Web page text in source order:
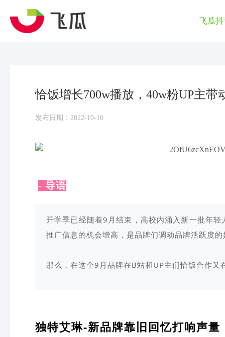
飞瓜抖
恰饭增长700w播放，40w粉UP主带
发布日期：2022-10-10
- 导语
开学季已经随着9月结束，高校内涌入新一批年
推广信息的机会增高，是品牌们调动品牌活跃度
那么，在这个9月品牌在B站和UP主们恰饭合作又
独特艾琳-新品牌靠旧回忆打响声量